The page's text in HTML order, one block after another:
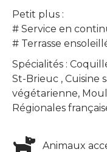
Petit plus :
# Service en
# Terrasse
Spécialités :
St-Brieuc , Cuisine
végétarienne,
Régionales
Animaux